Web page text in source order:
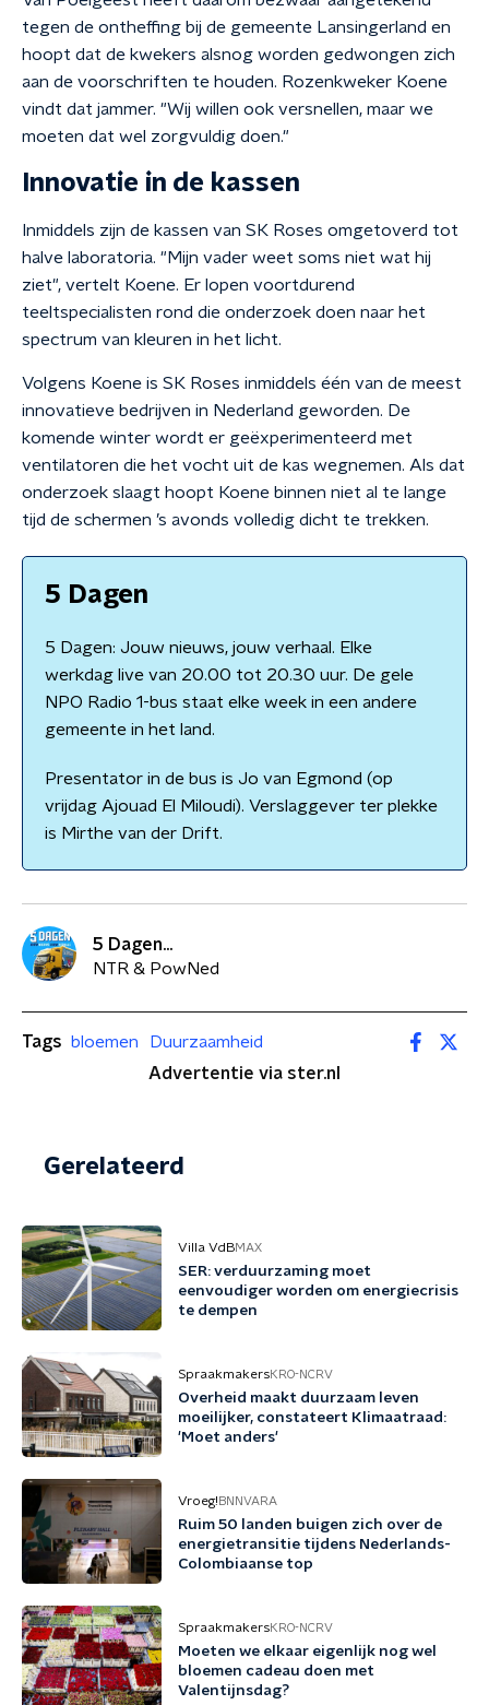
tegen de ontheffing bij de gemeente Lansingerland en
hoopt dat de kwekers alsnog worden gedwongen zich
aan de voorschriften te houden. Rozenkweker Koene
vindt dat jammer. "Wij willen ook versnellen, maar we
moeten dat wel zorgvuldig doen."
Innovatie in de kassen
Inmiddels zijn de kassen van SK Roses omgetoverd tot
halve laboratoria. "Mijn vader weet soms niet wat hij
ziet", vertelt Koene. Er lopen voortdurend
teeltspecialisten rond die onderzoek doen naar het
spectrum van kleuren in het licht.
Volgens Koene is SK Roses inmiddels één van de meest
innovatieve bedrijven in Nederland geworden. De
komende winter wordt er geëxperimenteerd met
ventilatoren die het vocht uit de kas wegnemen. Als dat
onderzoek slaagt hoopt Koene binnen niet al te lange
tijd de schermen ’s avonds volledig dicht te trekken.
5 Dagen
5 Dagen: Jouw nieuws, jouw verhaal. Elke
werkdag live van 20.00 tot 20.30 uur. De gele
NPO Radio 1-bus staat elke week in een andere
gemeente in het land.
Presentator in de bus is Jo van Egmond (op
vrijdag Ajouad El Miloudi). Verslaggever ter plekke
is Mirthe van der Drift.
5 Dagen...
NTR & PowNed
Tags bloemen
Duurzaamheid
Advertentie via ster.nl
Gerelateerd
Villa VdBMAX
SER: verduurzaming moet
eenvoudiger worden om energiecrisis
te dempen
SpraakmakersKRO-NCRV
Overheid maakt duurzaam leven
moeilijker, constateert Klimaatraad:
'Moet anders'
Vroeg! BNNVARA
Ruim 50 landen buigen zich over de
energietransitie tijdens Nederlands-
Colombiaanse top
SpraakmakersKRO-NCRV
Moeten we elkaar eigenlijk nog wel
bloemen cadeau doen met
Valentijnsdag?